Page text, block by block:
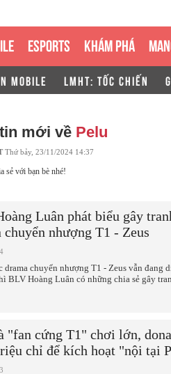
ESPORTS KHÁM PHÁ
MOBILE LMHT: TỐC CHIẾN
mới về Pelu
Thứ bảy, 23/11/2024 14:37
sẻ với bạn bè nhé!
Luân phát biểu gây
chuyển nhượng T1 - Zeus
drama chuyển nhượng T1 - Zeus vẫn đang
BLV Hoàng Luân có những chia sẻ gây
"fan cứng T1" chơi lớn,
chỉ để kích hoạt "nội tại